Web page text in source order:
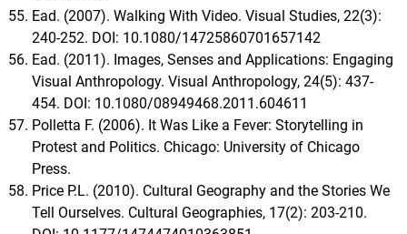
Ead. (2007). Walking With Video. Visual Studies, 22(3):
240-252. DOI: 10.1080/14725860701657142
Ead. (2011). Images, Senses and Applications: Engaging
Visual Anthropology. Visual Anthropology, 24(5): 437-
454. DOI: 10.1080/08949468.2011.604611
Polletta F. (2006). It Was Like a Fever: Storytelling in
Protest and Politics. Chicago: University of Chicago
Press.
Price P.L. (2010). Cultural Geography and the Stories We
Tell Ourselves. Cultural Geographies, 17(2): 203-210.